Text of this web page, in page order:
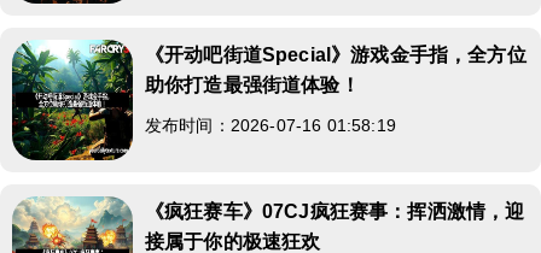
《开动吧街道Special》游戏金手指，全方位
助你打造最强街道体验！
发布时间：2026-07-16 01:58:19
《疯狂赛车》07CJ疯狂赛事：挥洒激情，迎
接属于你的极速狂欢